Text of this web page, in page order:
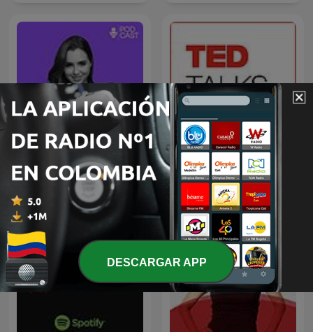
VOS PODÉS TED Talks Daily
DESCARGAR APP